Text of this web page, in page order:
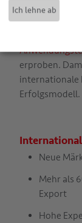
Deren enge
erproben.
internationale
Erfolgsmodell.
Neue
Mehr als
Export
Hohe
Ich lehne ab